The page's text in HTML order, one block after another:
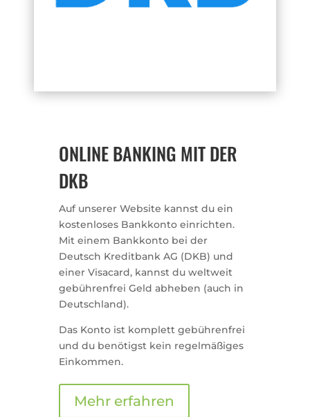
ONLINE BANKING MIT DER
DKB
Auf unserer Website kannst du ein
kostenloses Bankkonto einrichten.
Mit einem Bankkonto bei der
Deutsch Kreditbank AG (DKB) und
einer Visacard, kannst du weltweit
gebührenfrei Geld abheben (auch in
Deutschland).
Das Konto ist komplett gebührenfrei
und du benötigst kein regelmäßiges
Einkommen.
Mehr erfahren